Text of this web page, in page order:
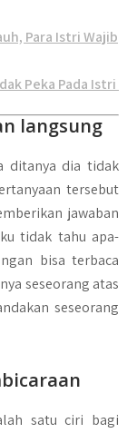
Para Istri Wajib
Peka Pada Istri
langsung
ditanya dia tidak
tersebut
jawaban
tidak tahu apa-
bisa terbaca
seseorang atas
seseorang
satu ciri bagi